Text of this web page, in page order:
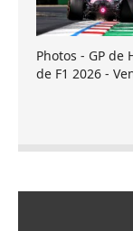
Photos - GP de
de F1 2026 -